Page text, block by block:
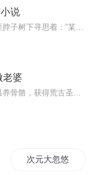
说
老婆
次元大忽悠